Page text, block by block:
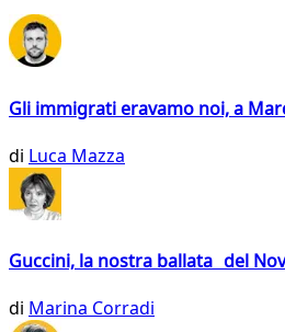
Gli immigrati eravamo noi, a
di Luca Mazza
Guccini, la nostra ballata del
di Marina Corradi